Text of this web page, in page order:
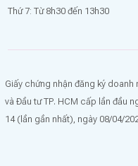
Thứ 7: Từ 8h30 đến 13h30
Giấy chứng nhận đăng ký
và Đầu tư TP. HCM cấp lần đầu
14 (lần gần nhất), ngày 08/04/